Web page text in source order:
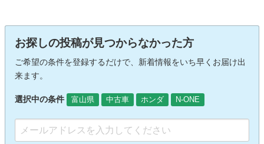
お探しの投稿が見つからなかった方
ご希望の条件を登録するだけで、新着情報をいち早くお届け出
来ます。
選択中の条件 富山県 中古車 ホンダ N-ONE